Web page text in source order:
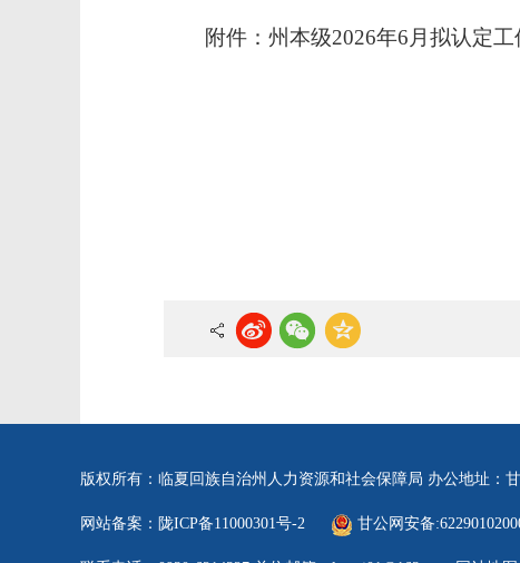
附件：州本级2026年6月拟认定
版权所有：临夏回族自治州人力资源和社会保障局 办公地址：
网站备案：陇ICP备11000301号-2 甘公网安备